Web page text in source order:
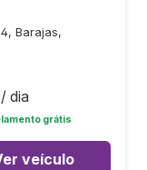
Barajas,
/ dia
grátis
veículo